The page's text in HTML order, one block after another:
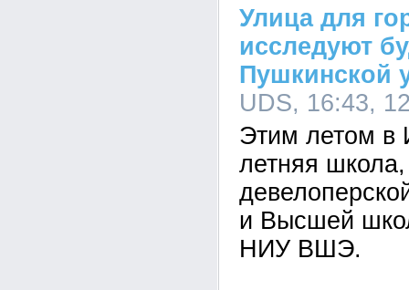
Улица для
исследуют
Пушкинской
UDS, 16:43,
Этим летом в
летняя
и Высшей
НИУ ВШЭ.